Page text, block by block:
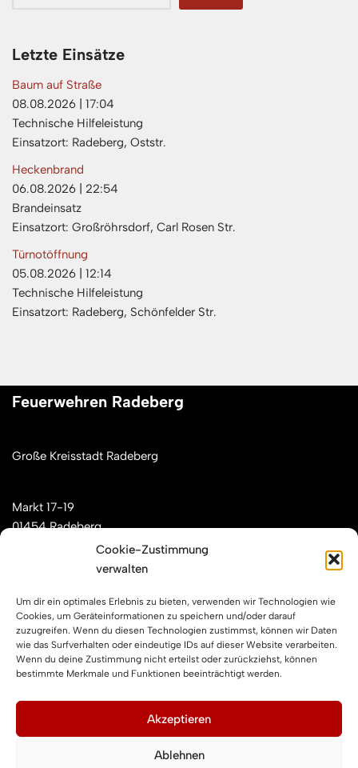
Cookie-Zustimmung
verwalten
Um dir ein optimales Erlebnis zu bieten, verwenden wir Technologien wie
Cookies, um Geräteinformationen zu speichern und/oder darauf
zuzugreifen. Wenn du diesen Technologien zustimmst, können wir Daten
wie das Surfverhalten oder eindeutige IDs auf dieser Website verarbeiten.
Wenn du deine Zustimmung nicht erteilst oder zurückziehst, können
bestimmte Merkmale und Funktionen beeinträchtigt werden.
Akzeptieren
Ablehnen
Letzte Einsätze
Baum auf Straße
08.08.2026
17:04
Technische Hilfeleistung
Einsatzort: Radeberg, Oststr.
Heckenbrand
06.08.2026
22:54
Brandeinsatz
Einsatzort: Großröhrsdorf, Carl Rosen Str.
Türnotöffnung
05.08.2026
12:14
Technische Hilfeleistung
Einsatzort: Radeberg, Schönfelder Str.
Feuerwehren Radeberg
Große Kreisstadt Radeberg
Markt 17-19
01454 Radeberg
Mail: kontakt[at]feuerwehren-radeberg.de
Feuerwehren Radeberg im Internet
Facebook Instagram YouTube
Impressum und Datenschutz